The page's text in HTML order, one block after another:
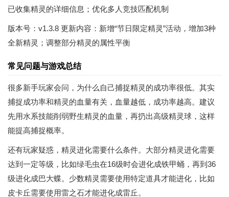
已收集精灵的详细信息；优化多人竞技匹配机制
版本号：v1.3.8 更新内容：新增“节日限定精灵”活动，增加3种
全新精灵；调整部分精灵的属性平衡
常见问题与游戏总结
很多新手玩家会问，为什么自己捕捉精灵的成功率很低。其实
捕捉成功率和精灵的血量有关，血量越低，成功率越高。建议
先用水系技能削弱野生精灵的血量，再扔出高级精灵球，这样
能提高捕捉概率。
还有玩家疑惑，精灵进化需要什么条件。大部分精灵进化需要
达到一定等级，比如绿毛虫在16级时会进化成铁甲蛹，再到36
级进化成巴大蝶。少数精灵需要使用特定道具才能进化，比如
皮卡丘需要使用雷之石才能进化成雷丘。